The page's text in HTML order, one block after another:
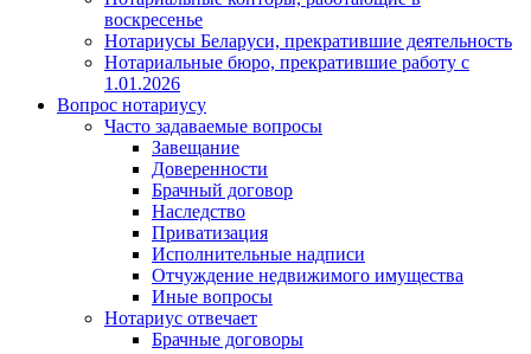
воскресенье
Нотариусы Беларуси, прекратившие деятельность
Нотариальные бюро, прекратившие работу с
1.01.2026
Вопрос нотариусу
Часто задаваемые вопросы
Завещание
Доверенности
Брачный договор
Наследство
Приватизация
Исполнительные надписи
Отчуждение недвижимого имущества
Иные вопросы
Нотариус отвечает
Брачные договоры